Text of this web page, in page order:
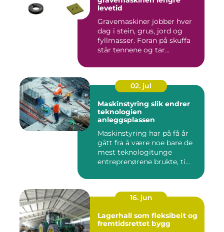
levetid
Gravemaskiner jobber hver
dag i stein, grus, jord og
fyllmasser. Foran på skuffa
står tennene og tar...
02. jul
Maskinstyring slik endrer
teknologien
anleggsplassen
Maskinstyring har på få år
gått fra å være noe bare de
mest teknologitunge
entreprenørene brukte, ti...
16. jun
Lagerhall som fleksibelt og
fremtidsrettet bygg